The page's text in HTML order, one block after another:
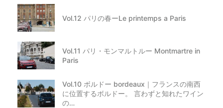
Vol.12 パリの春ーLe printemps a Paris
Vol.11 パリ・モンマルトルー Montmartre in
Paris
Vol.10 ボルドー bordeaux｜フランスの南西
に位置するボルドー。 言わずと知れたワイン
の…